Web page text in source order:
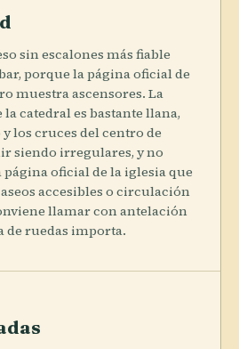
sin escalones más fiable
porque la página oficial de
muestra ascensores. La
catedral es bastante llana,
los cruces del centro de
siendo irregulares, y no
oficial de la iglesia que
accesibles o circulación
llamar con antelación
de ruedas importa.